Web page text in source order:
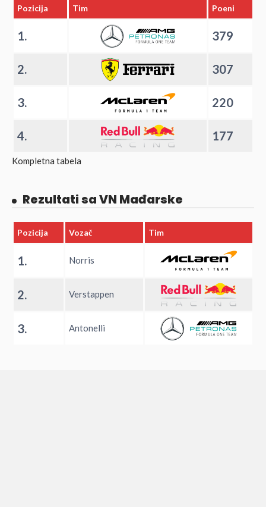
Pozicija Tim Poeni
1. 379
2. 307
3. 220
4. 177
Kompletna tabela
Rezultati sa VN Mađarske
Pozicija Vozač Tim
1. Norris
2. Verstappen
3. Antonelli